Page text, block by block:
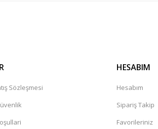
Sözleşmesi
HESABIM
Hesabım
Sipariş Takip
Favorileriniz